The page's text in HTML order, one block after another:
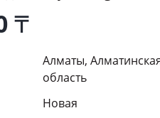
₸
Алматы,
область
Новая